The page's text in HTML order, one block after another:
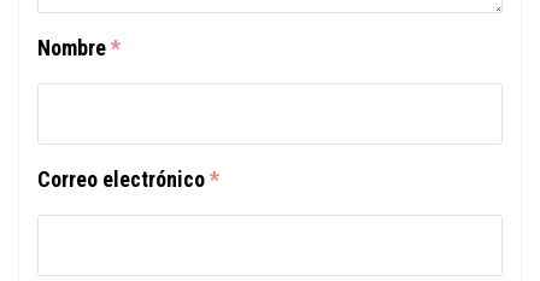
Nombre*
Correo electrónico*